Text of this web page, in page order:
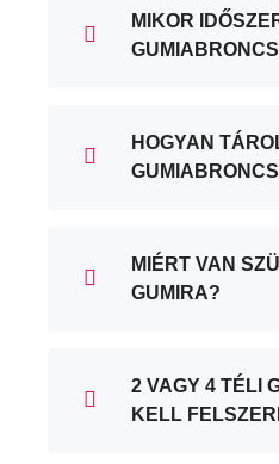
MIKOR
HOGYAN
MIÉRT VAN
GUMIRA?
2 VAGY 4 TÉLI
KELL